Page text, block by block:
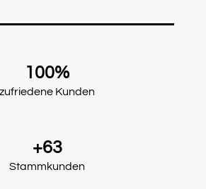
100%
zufriedene Kunden
+63
Stammkunden